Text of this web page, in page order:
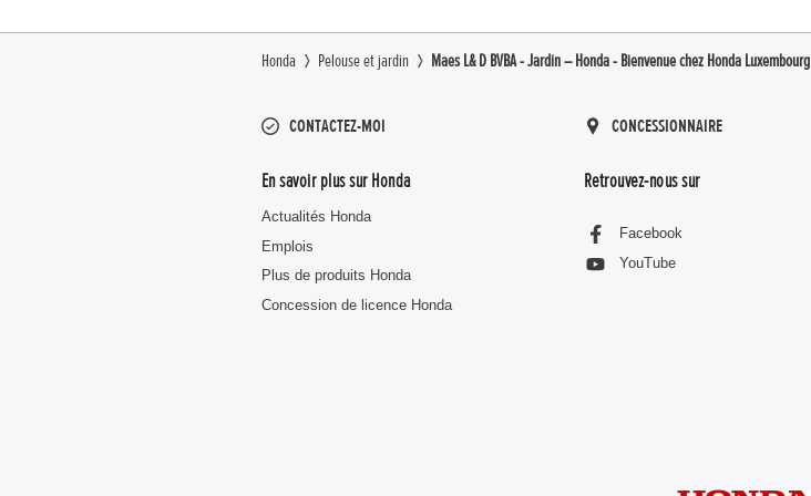
Honda Pelouse et jardin Maes L& D BVBA - Jardin – Honda - Bienvenue chez Honda Luxembourg
CONTACTEZ-MOI CONCESSIONNAIRE
En savoir plus sur Honda
Actualités Honda
Emplois
Plus de produits Honda
Concession de licence Honda
Retrouvez-nous sur
Facebook
YouTube